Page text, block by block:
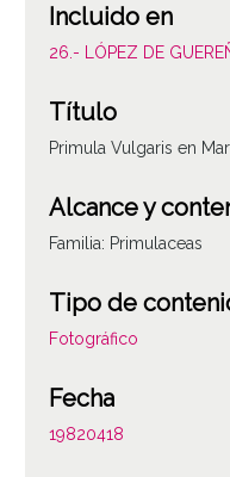
Incluido en
26.- LÓPEZ DE
Título
Primula Vulgaris en
Alcance y
Familia: Primulaceas
Tipo de
Fotográfico
Fecha
19820418